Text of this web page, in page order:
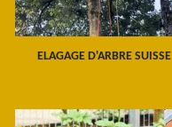
ELAGAGE D'ARBRE SUISSE